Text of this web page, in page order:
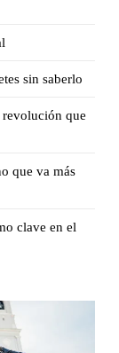
sin saberlo
que
que va más
clave en el